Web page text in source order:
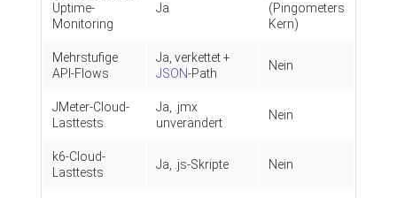
Uptime-
Monitoring
Ja
(Pingometers
Kern)
Mehrstufige
API-Flows
Ja, verkettet +
JSON-Path
Nein
JMeter-Cloud-
Lasttests
Ja, .jmx
unverändert
Nein
k6-Cloud-
Lasttests
Ja, .js-Skripte Nein